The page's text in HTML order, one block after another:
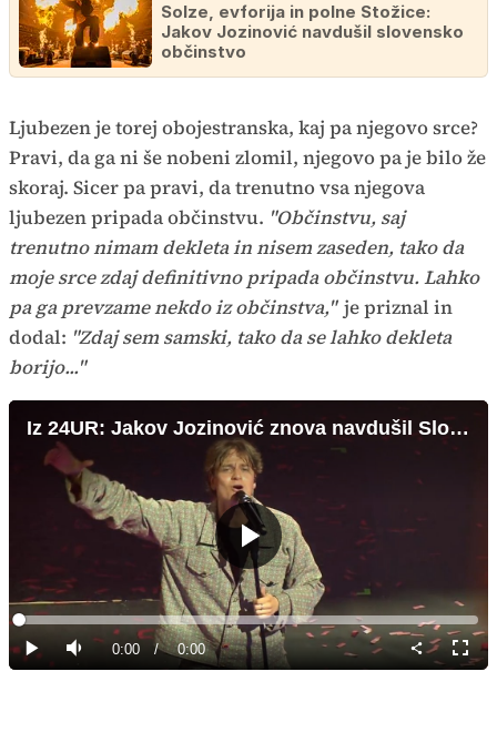
Solze, evforija in polne Stožice:
Jakov Jozinović navdušil slovensko
občinstvo
Ljubezen je torej obojestranska, kaj pa njegovo srce?
Pravi, da ga ni še nobeni zlomil, njegovo pa je bilo že
skoraj. Sicer pa pravi, da trenutno vsa njegova
ljubezen pripada občinstvu. "Občinstvu, saj
trenutno nimam dekleta in nisem zaseden, tako da
moje srce zdaj definitivno pripada občinstvu. Lahko
pa ga prevzame nekdo iz občinstva," je priznal in
dodal: "Zdaj sem samski, tako da se lahko dekleta
borijo..."
Iz 24UR: Jakov Jozinović znova navdušil Slovenijo
Predvajaj
PredvajajTiho Current
0:00 / Duration
0:00
Loaded:
0%
način